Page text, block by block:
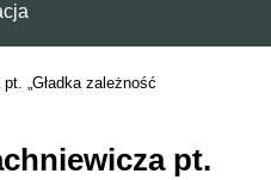
„Gładka zależność
pt.